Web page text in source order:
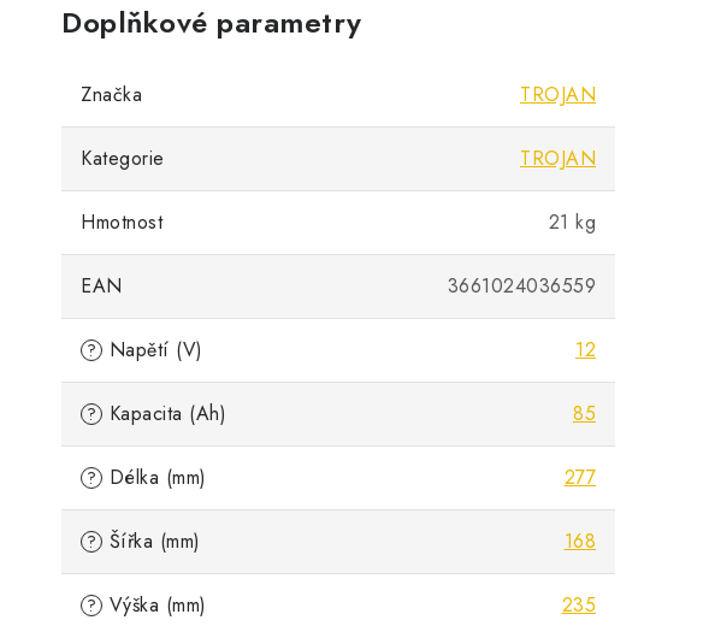
Doplňkové parametry
Značka TROJAN
Kategorie TROJAN
Hmotnost 21 kg
EAN 3661024036559
? Napětí (V) 12
? Kapacita (Ah) 85
? Délka (mm) 277
? Šířka (mm) 168
? Výška (mm) 235